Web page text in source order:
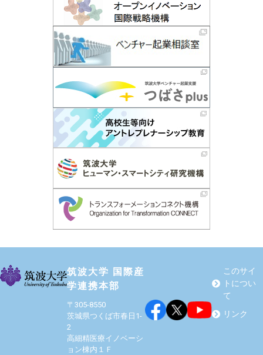
筑波大学 国際産
学連携本部
〒305-8550
茨城県つくば市春日1-
2
高細精医療イノベーシ
ョン棟内１Ｆ
このサイ
トについ
て
リンク